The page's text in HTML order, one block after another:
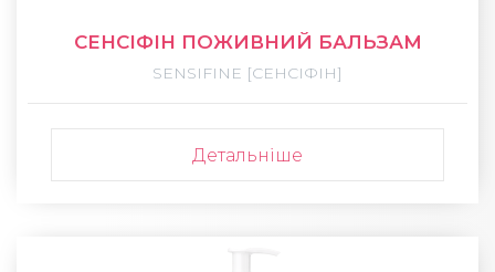
СЕНСІФІН ПОЖИВНИЙ БАЛЬЗАМ
SENSIFINE [СЕНСІФІН]
Детальніше